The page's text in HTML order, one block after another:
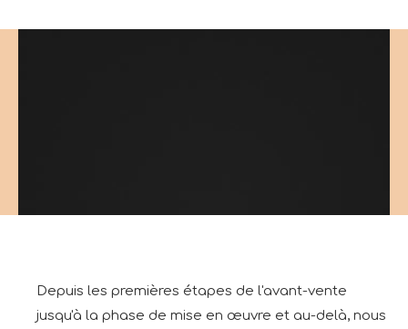
Depuis les premières étapes de l'avant-vente
jusqu'à la phase de mise en œuvre et au-delà, nous